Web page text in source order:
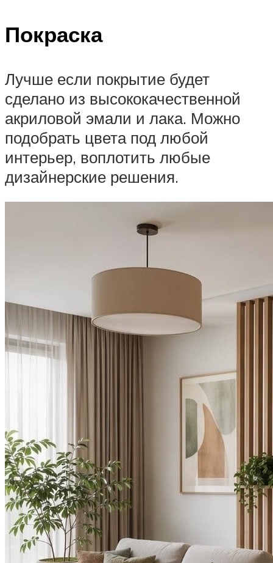
Покраска
Лучше если покрытие будет
сделано из высококачественной
акриловой эмали и лака. Можно
подобрать цвета под любой
интерьер, воплотить любые
дизайнерские решения.